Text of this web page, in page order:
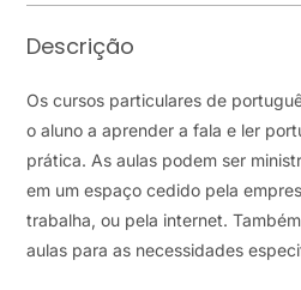
Descrição
Os cursos particulares de
o aluno a aprender a fala e ler
prática. As aulas podem ser
em um espaço cedido pela
trabalha, ou pela internet.
aulas para as necessidades